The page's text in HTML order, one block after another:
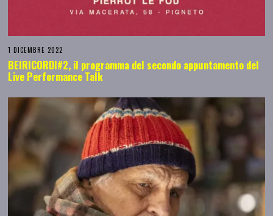
1 DICEMBRE 2022
BEIRICORDI#2, il programma del secondo appuntamento del
Live Performance Talk